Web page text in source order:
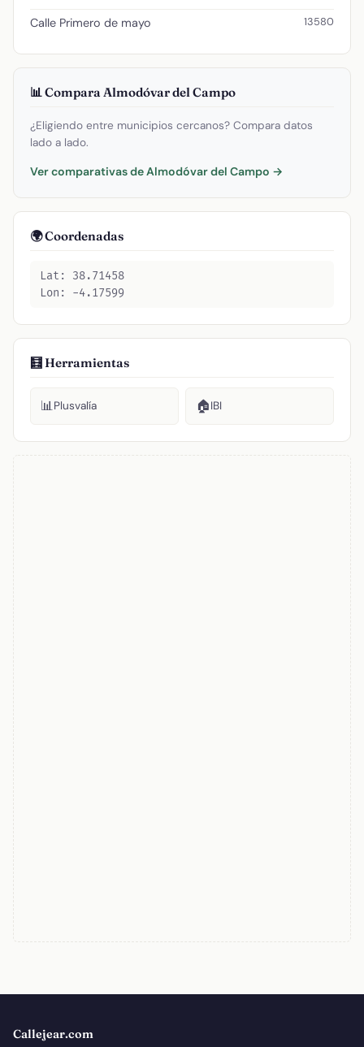
Calle Primero de mayo 13580
📊 Compara Almodóvar del Campo
¿Eligiendo entre municipios cercanos? Compara datos
lado a lado.
Ver comparativas de Almodóvar del Campo →
🌍 Coordenadas
Lat: 38.71458
Lon: -4.17599
🧮 Herramientas
📊Plusvalía 🏠IBI
Callejear.com